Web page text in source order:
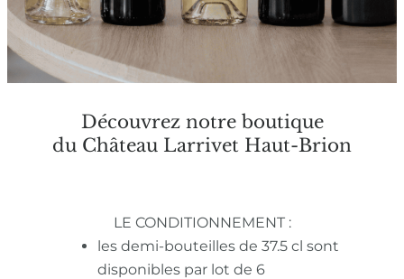
Découvrez notre boutique
du Château Larrivet Haut-Brion
LE CONDITIONNEMENT :
les demi-bouteilles de 37.5 cl sont
disponibles par lot de 6